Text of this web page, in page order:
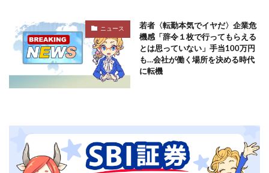
ニュース
若者〈転勤本気でイヤだ〉企業危
機感「辞令１枚で行ってもらえる
とは思っていない」手当100万円
も…会社が働く場所を決める時代
に転機